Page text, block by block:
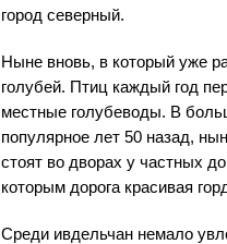
город северный.
Ныне вновь, в который уже
голубей. Птиц каждый год
местные голубеводы. В
популярное лет 50 назад,
стоят во дворах у частных
которым дорога красивая
Среди ивдельчан немало